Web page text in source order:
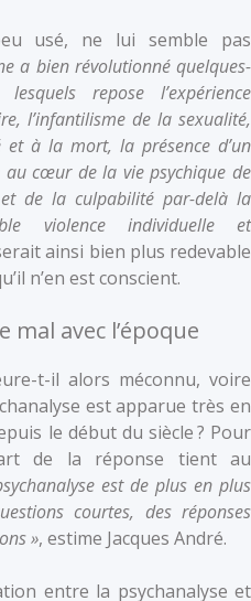
usé, ne lui semble pas
a bien révolutionné quelques-
repose l’expérience
l’infantilisme de la sexualité,
à la mort, la présence d’un
au cœur de la vie psychique de
de la culpabilité par-delà la
violence individuelle et
ainsi bien plus redevable
n’en est conscient.
avec l’époque
t-il alors méconnu, voire
est apparue très en
le début du siècle ? Pour
de la réponse tient au
est de plus en plus
courtes, des réponses
», estime Jacques André.
entre la psychanalyse et